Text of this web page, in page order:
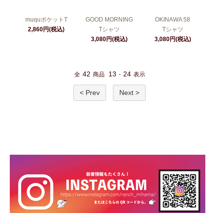
muquポケットT
2,860円(税込)
GOOD MORNING
Tシャツ
3,080円(税込)
OKINAWA 58
Tシャツ
3,080円(税込)
全 42 商品 13 - 24 表示
< Prev Next >